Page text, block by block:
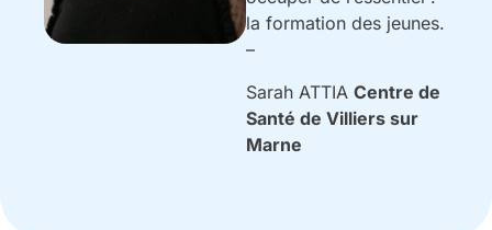
la formation des jeunes.
–
Sarah ATTIA Centre de
Santé de Villiers sur
Marne